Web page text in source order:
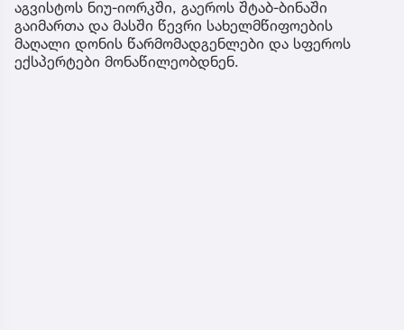
აგვისტოს ნიუ-იორკში, გაეროს შტაბ-ბინაში
გაიმართა და მასში წევრი სახელმწიფოების
მაღალი დონის წარმომადგენლები და სფეროს
ექსპერტები მონაწილეობდნენ.